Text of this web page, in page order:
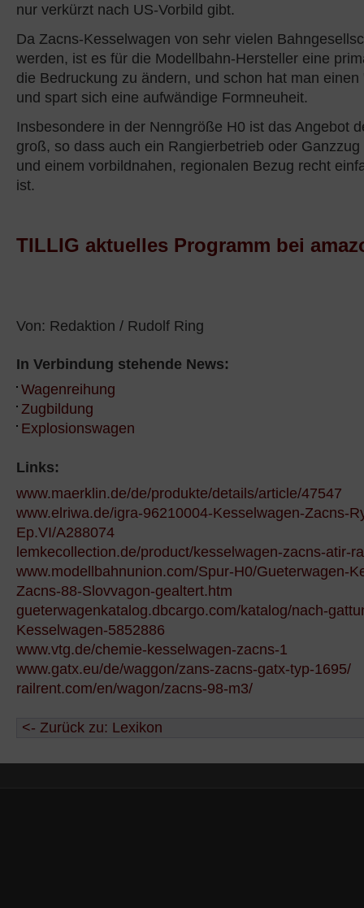
nur verkürzt nach US-Vorbild gibt.
Da Zacns-Kesselwagen von sehr vielen
werden, ist es für die Modellbahn-Hersteller eine
die Bedruckung zu ändern, und schon hat man einen
und spart sich eine aufwändige Formneuheit.
Insbesondere in der Nenngröße H0 ist das Angebot
groß, so dass auch ein Rangierbetrieb oder
und einem vorbildnahen, regionalen Bezug recht
ist.
TILLIG aktuelles Programm bei
Von: Redaktion / Rudolf Ring
In Verbindung stehende News:
Wagenreihung
Zugbildung
Explosionswagen
Links:
www.maerklin.de/de/produkte/details/article/47547
www.elriwa.de/igra-96210004-Kesselwagen-Zacns-
Ep.VI/A288074
lemkecollection.de/product/kesselwagen-zacns-atir-
www.modellbahnunion.com/Spur-H0/Gueterwagen-
Zacns-88-Slovvagon-gealtert.htm
gueterwagenkatalog.dbcargo.com/katalog/nach-
Kesselwagen-5852886
www.vtg.de/chemie-kesselwagen-zacns-1
www.gatx.eu/de/waggon/zans-zacns-gatx-typ-1695/
railrent.com/en/wagon/zacns-98-m3/
<- Zurück zu: Lexikon